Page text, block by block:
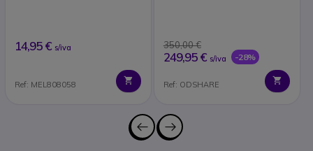
14,95 € s/iva
Ref: MEL808058
350,00 €
249,95 € s/iva -28%
Ref: ODSHARE